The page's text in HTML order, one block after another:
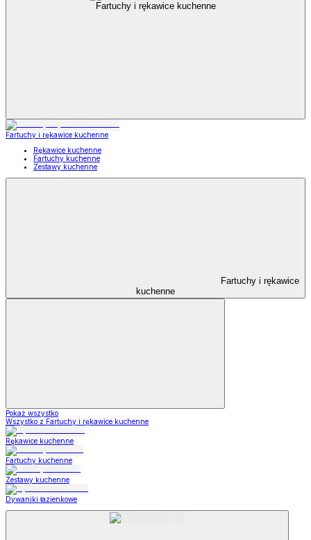
Fartuchy i rękawice kuchenne
Fartuchy i rękawice kuchenne
Rękawice kuchenne
Fartuchy kuchenne
Zestawy kuchenne
Fartuchy i rękawice
kuchenne
Pokaż wszystko
Wszystko z Fartuchy i rękawice kuchenne
Rękawice kuchenne
Fartuchy kuchenne
Zestawy kuchenne
Dywaniki łazienkowe